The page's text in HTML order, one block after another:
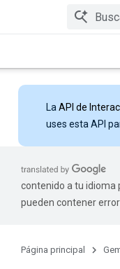
La API de
uses esta API
contenido a tu idioma
pueden contener
Página principal